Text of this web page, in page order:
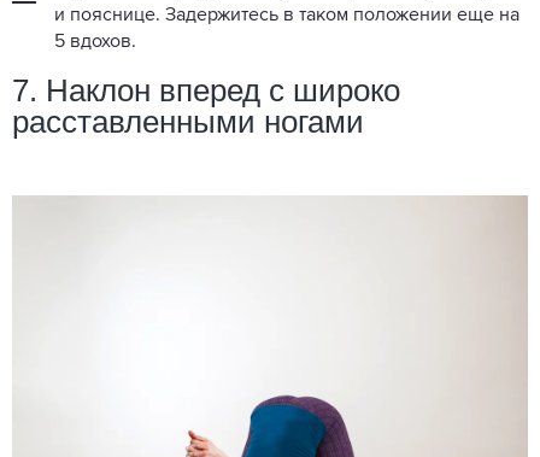
и пояснице. Задержитесь в таком положении еще на
5 вдохов.
7. Наклон вперед с широко
расставленными ногами